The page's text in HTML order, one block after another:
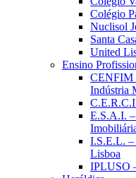
Colégio
Nuclisol
Santa
United
Ensino
CENFIM
Indústria
E.S.A.I. –
I.S.E.L. –
Lisboa
IPLUSO